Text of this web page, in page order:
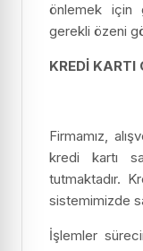
önlemek için
gerekli özeni
KREDİ KARTI
Firmamız,
kredi kartı
tutmaktadır.
sistemimizde
İşlemler